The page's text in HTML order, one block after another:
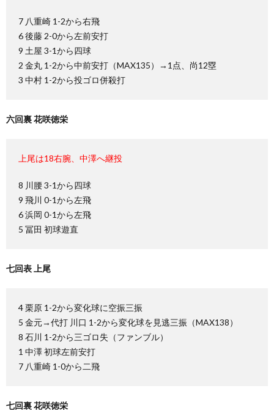
7 八重崎 1-2から右飛
6 後藤 2-0から左前安打
9 土屋 3-1から四球
2 金丸 1-2から中前安打（MAX135）→1点、尚12塁
3 中村 1-2から投ゴロ併殺打
六回裏 花咲徳栄
上尾は18右腕、中澤へ継投
8 川腰 3-1から四球
9 飛川 0-1から左飛
6 浜岡 0-1から左飛
5 冨田 初球遊直
七回表 上尾
4 栗原 1-2から変化球に空振三振
5 金元→代打 川口 1-2から変化球を見逃三振（MAX138）
8 石川 1-2から三ゴロ失（ファンブル）
1 中澤 初球左前安打
7 八重崎 1-0から二飛
七回裏 花咲徳栄